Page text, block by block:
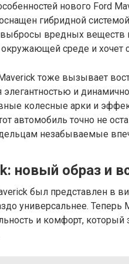
нового Ford
гибридной
вредных веществ
окружающей среде и хочет
тоже вызывает
элегантностью и
колесные арки и
автомобиль точно не
незабываемые
новый образ и
был представлен в
универсальнее.
и комфорт, который